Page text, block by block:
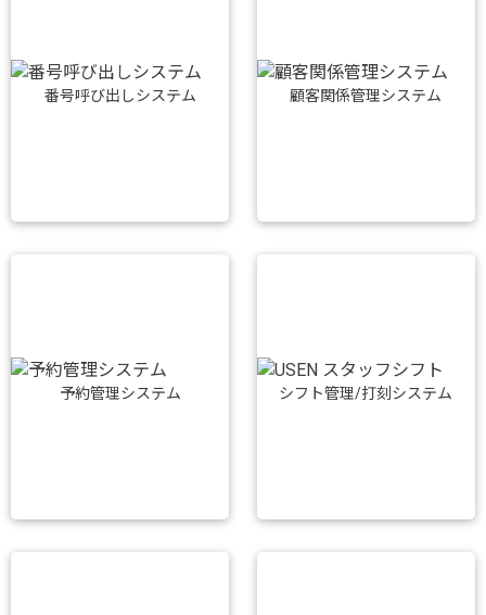
番号呼び出しシステム 顧客関係管理システム
予約管理システム シフト管理/打刻システム